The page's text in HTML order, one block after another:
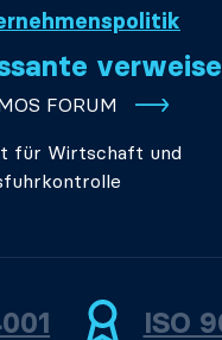
verweise
FORUM
für Wirtschaft und
ISO